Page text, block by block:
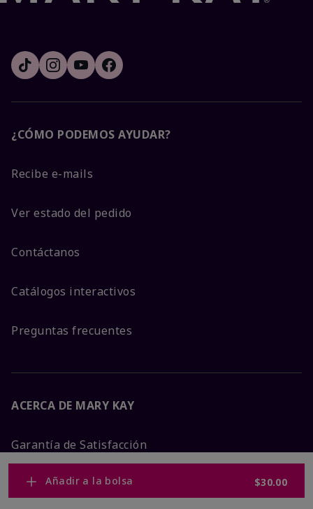
Añadir a la bolsa $30.00
¿CÓMO PODEMOS AYUDAR?
Recibe e-mails
Ver estado del pedido
Contáctanos
Catálogos interactivos
Preguntas frecuentes
ACERCA DE MARY KAY
Garantía de Satisfacción
Sobre Mary Kay